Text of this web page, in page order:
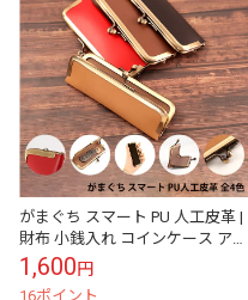
がまぐち スマート PU 人工皮革 |
財布 小銭入れ コインケース アク
セサリー プレゼント ギフト 革
がま口 厚手 人工皮...
1,600円
16ポイント